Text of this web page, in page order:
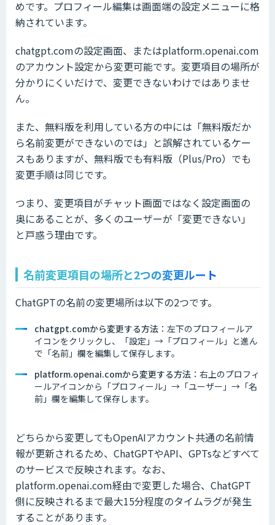
めです。プロフィール編集は画面端の設定メニューに格
納されています。
chatgpt.comの設定画面、またはplatform.openai.com
のアカウント設定から変更可能です。変更項目の場所が
分かりにくいだけで、変更できないわけではありませ
ん。
また、無料版を利用している方の中には「無料版だか
ら名前変更ができないのでは」と誤解されているケー
スもありますが、無料版でも有料版（Plus/Pro）でも
変更手順は同じです。
つまり、変更項目がチャット画面ではなく設定画面の
奥にあることが、多くのユーザーが「変更できない」
と戸惑う理由です。
名前変更項目の場所と2つの変更ルート
ChatGPTの名前の変更場所は以下の2つです。
chatgpt.comから変更する方法 ：左下のプロフィールア
イコンをクリックし、「設定」→「プロフィール」と進ん
で「名前」欄を編集して保存します。
platform.openai.comから変更する方法 ：右上のプロフィ
ールアイコンから「プロフィール」→「ユーザー」→「名
前」欄を編集して保存します。
どちらから変更してもOpenAIアカウント共通の名前情
報が更新されるため、ChatGPTやAPI、GPTsなどすべて
のサービスで反映されます。なお、
platform.openai.com経由で変更した場合、ChatGPT
側に反映されるまで最大15分程度のタイムラグが発生
することがあります。